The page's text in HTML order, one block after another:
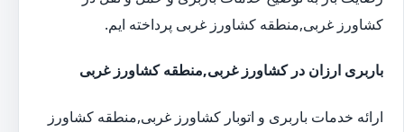
کشاورز غربی,منطقه کشاورز غربی پرداخته ایم.
باربری ارزان در کشاورز غربی,منطقه کشاورز غربی
ارائه خدمات باربری و اتوبار کشاورز غربی,منطقه کشاورز